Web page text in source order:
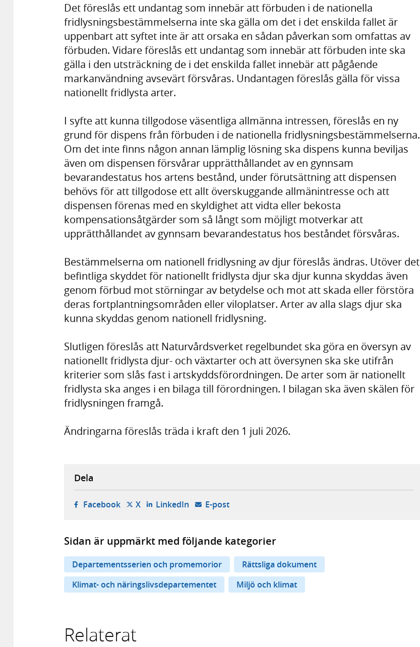
Det föreslås ett undantag som innebär att förbuden i de nationella
fridlysningsbestämmelserna inte ska gälla om det i det enskilda fallet är
uppenbart att syftet inte är att orsaka en sådan påverkan som omfattas av
förbuden. Vidare föreslås ett undantag som innebär att förbuden inte ska
gälla i den utsträckning de i det enskilda fallet innebär att pågående
markanvändning avsevärt försvåras. Undantagen föreslås gälla för vissa
nationellt fridlysta arter.
I syfte att kunna tillgodose väsentliga allmänna intressen, föreslås en ny
grund för dispens från förbuden i de nationella fridlysningsbestämmelserna.
Om det inte finns någon annan lämplig lösning ska dispens kunna beviljas
även om dispensen försvårar upprätthållandet av en gynnsam
bevarandestatus hos artens bestånd, under förutsättning att dispensen
behövs för att tillgodose ett allt överskuggande allmänintresse och att
dispensen förenas med en skyldighet att vidta eller bekosta
kompensationsåtgärder som så långt som möjligt motverkar att
upprätthållandet av gynnsam bevarandestatus hos beståndet försvåras.
Bestämmelserna om nationell fridlysning av djur föreslås ändras. Utöver det
befintliga skyddet för nationellt fridlysta djur ska djur kunna skyddas även
genom förbud mot störningar av betydelse och mot att skada eller förstöra
deras fortplantningsområden eller viloplatser. Arter av alla slags djur ska
kunna skyddas genom nationell fridlysning.
Slutligen föreslås att Naturvårdsverket regelbundet ska göra en översyn av
nationellt fridlysta djur- och växtarter och att översynen ska ske utifrån
kriterier som slås fast i artskyddsförordningen. De arter som är nationellt
fridlysta ska anges i en bilaga till förordningen. I bilagan ska även skälen för
fridlysningen framgå.
Ändringarna föreslås träda i kraft den 1 juli 2026.
Dela
Facebook- öppnas i ny flik, extern webbplats,
X- öppnas i ny flik, extern webbplats,
LinkedIn- öppnas i ny flik, extern webbplats,
E-post- öppnar din e-postklient,
Sidan är uppmärkt med följande kategorier
Departementsserien och promemorior
Rättsliga dokument
Klimat- och näringslivsdepartementet
Miljö och klimat
Relaterat